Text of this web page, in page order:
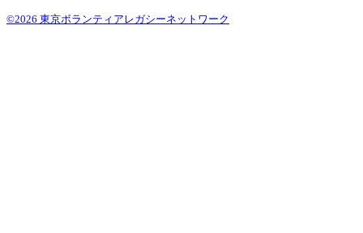
©2026 東京ボランティアレガシーネットワーク